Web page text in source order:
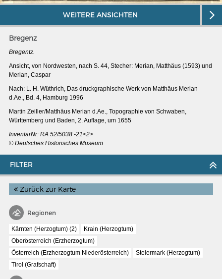
SCHIFFSTYPEN
Entwicklungen im europäischen Schiffbau
MERIANS DEUTSCHLAND 1642 - 1654
Interaktive Karte
Impressum
FILTER
Zurück zur Karte
Regionen
Kärnten (Herzogtum) (2)
Krain (Herzogtum)
Oberösterreich (Erzherzogtum)
Österreich (Erzherzogtum Niederösterreich)
Steiermark (Herzogtum)
Tirol (Grafschaft)
WEITERE ANSICHTEN
Bregenz
Bregentz.
Ansicht, von Nordwesten, nach S. 44, Stecher: Merian, Matthäus (1593) und
Merian, Caspar
Nach: L. H. Wüthrich, Das druckgraphische Werk von Matthäus Merian
d.Ae., Bd. 4, Hamburg 1996
Martin Zeiller/Matthäus Merian d.Ae., Topographie von Schwaben,
Württemberg und Baden, 2. Auflage, um 1655
InventarNr: RA 52/5038 -21<2>
© Deutsches Historisches Museum